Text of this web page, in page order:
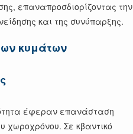
επαναπροσδιορίζοντας την
και της συνύπαρξης.
κυμάτων
έφεραν επανάσταση
χωροχρόνου. Σε κβαντικό